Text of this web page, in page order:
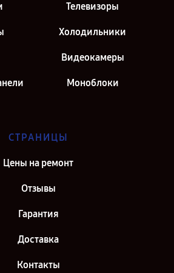
Телевизоры
Холодильники
Видеокамеры
Моноблоки
СТРАНИЦЫ
Цены на ремонт
Отзывы
Гарантия
Доставка
Контакты